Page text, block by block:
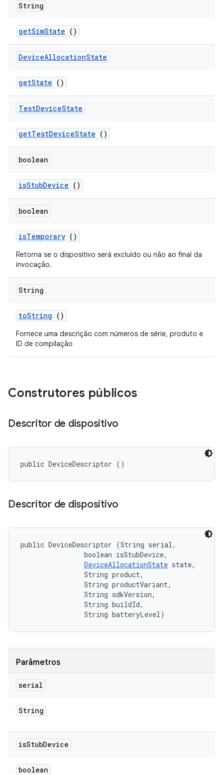
String
getSimState ()
DeviceAllocationState
getState ()
TestDeviceState
getTestDeviceState ()
boolean
isStubDevice ()
boolean
isTemporary ()
Retorna se o dispositivo será excluído ou não ao final da
invocação.
String
toString ()
Fornece uma descrição com números de série, produto e
ID de compilação
Construtores públicos
Descritor de dispositivo
public DeviceDescriptor ()
Descritor de dispositivo
public DeviceDescriptor (String serial,
                boolean isStubDevice,
DeviceAllocationState state,
                String product,
                String productVariant,
                String sdkVersion,
                String buildId,
                String batteryLevel)
Parâmetros
serial
String
isStubDevice
boolean